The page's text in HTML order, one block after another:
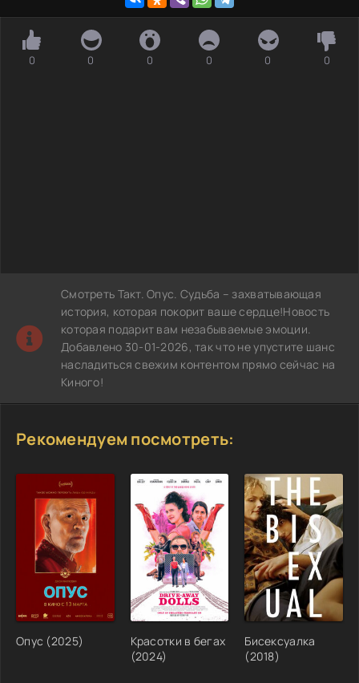
0 0 0 0 0 0
Смотреть Такт. Опус. Судьба – захватывающая
история, которая покорит ваше сердце!Новость
которая подарит вам незабываемые эмоции.
Добавлено 30-01-2026, так что не упустите шанс
насладиться свежим контентом прямо сейчас на
Киного!
Рекомендуем посмотреть:
Опус (2025)
Красотки в бегах
(2024)
Бисексуалка
(2018)